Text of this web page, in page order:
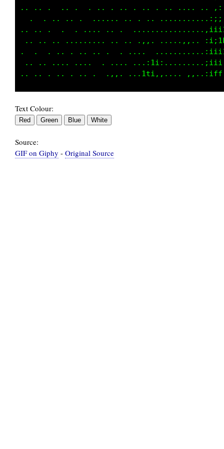
. .  .......  . .. .. .. ... .  . .  .
.. .. .. .  .  .  . ..    ... .. .  .
. .  . ..  . .. .. ...... .. .. .
.. .. .. .. .... .. .... .  . .. .. .,,
. . .. .. .. .. . .. .  . .  .  . ..
.. .. ....  . .. . .. .. .  .
Text Colour:
Source:
GIF on Giphy - Original Source